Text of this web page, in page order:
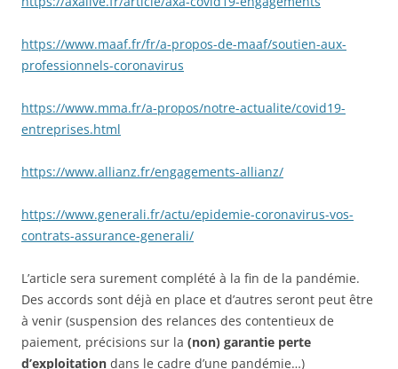
https://www.maaf.fr/fr/a-propos-de-maaf/soutien-aux-
professionnels-coronavirus
https://www.mma.fr/a-propos/notre-actualite/covid19-
entreprises.html
https://www.allianz.fr/engagements-allianz/
https://www.generali.fr/actu/epidemie-coronavirus-vos-
contrats-assurance-generali/
L’article sera surement complété à la fin de la pandémie.
Des accords sont déjà en place et d’autres seront peut être
à venir (suspension des relances des contentieux de
paiement, précisions sur la (non) garantie perte
d’exploitation dans le cadre d’une pandémie…)